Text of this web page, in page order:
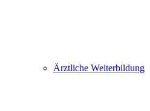
Ärztliche Weiterbildung